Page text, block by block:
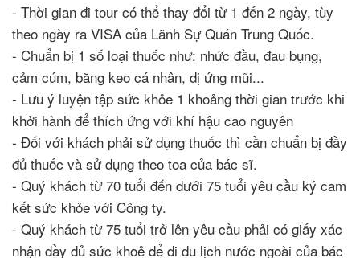
- Thời gian đi tour có thể thay đổi từ 1 đến 2 ngày, tùy
theo ngày ra VISA của Lãnh Sự Quán Trung Quốc.
- Chuẩn bị 1 số loại thuốc như: nhức đầu, đau bụng,
cảm cúm, băng keo cá nhân, dị ứng mũi...
- Lưu ý luyện tập sức khỏe 1 khoảng thời gian trước khi
khởi hành để thích ứng với khí hậu cao nguyên
- Đối với khách phải sử dụng thuốc thì cần chuẩn bị đầy
đủ thuốc và sử dụng theo toa của bác sĩ.
- Quý khách từ 70 tuổi đến dưới 75 tuổi yêu cầu ký cam
kết sức khỏe với Công ty.
- Quý khách từ 75 tuổi trở lên yêu cầu phải có giấy xác
nhận đầy đủ sức khoẻ để đi du lịch nước ngoài của bác